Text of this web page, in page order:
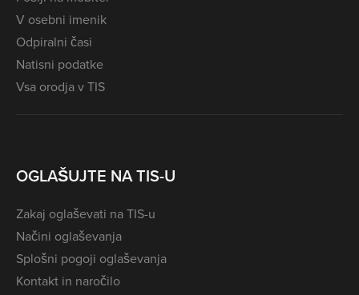
V osebni imenik
Odpiralni časi
Natisni podatke
Vsa orodja v TIS
OGLAŠUJTE NA TIS-U
Zakaj oglaševati na TIS-u
Načini oglaševanja
Splošni pogoji oglaševanja
Kontakt in naročilo